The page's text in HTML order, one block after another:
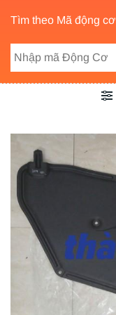
Tìm theo Mã động cơ